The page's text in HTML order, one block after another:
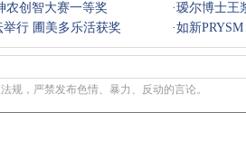
农创智大赛一等奖 ·瑷尔博士王
行 圃美多乐活获奖 ·如新
规，严禁发布色情、暴力、反动的言论。